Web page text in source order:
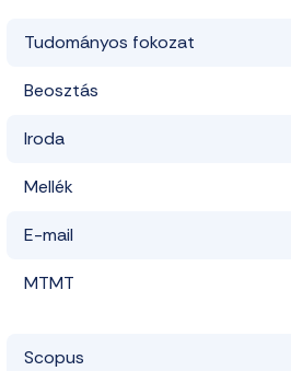
Tudományos fokozat
Beosztás
Iroda
Mellék
E-mail
MTMT
Scopus